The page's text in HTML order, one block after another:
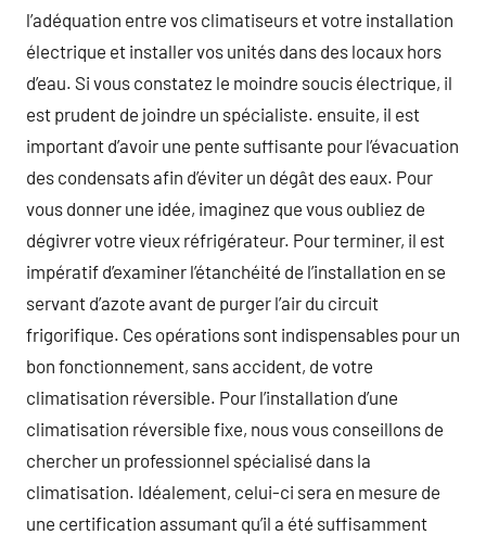
l’adéquation entre vos climatiseurs et votre installation
électrique et installer vos unités dans des locaux hors
d’eau. Si vous constatez le moindre soucis électrique, il
est prudent de joindre un spécialiste. ensuite, il est
important d’avoir une pente suffisante pour l’évacuation
des condensats afin d’éviter un dégât des eaux. Pour
vous donner une idée, imaginez que vous oubliez de
dégivrer votre vieux réfrigérateur. Pour terminer, il est
impératif d’examiner l’étanchéité de l’installation en se
servant d’azote avant de purger l’air du circuit
frigorifique. Ces opérations sont indispensables pour un
bon fonctionnement, sans accident, de votre
climatisation réversible. Pour l’installation d’une
climatisation réversible fixe, nous vous conseillons de
chercher un professionnel spécialisé dans la
climatisation. Idéalement, celui-ci sera en mesure de
une certification assumant qu’il a été suffisamment